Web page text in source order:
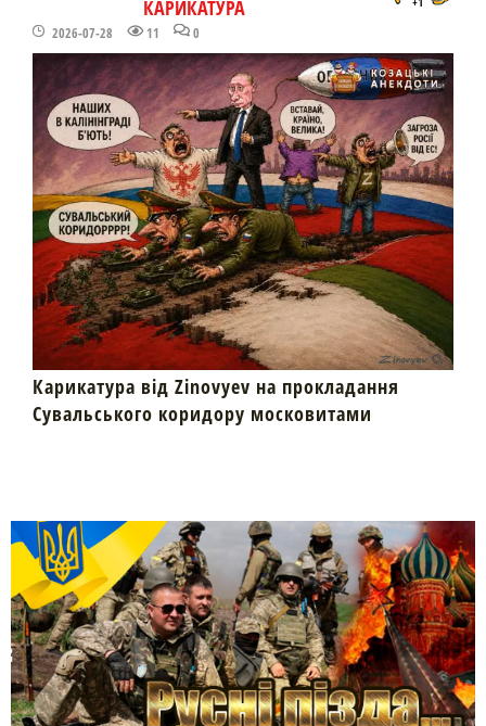
КАРИКАТУРА
2026-07-28 11 0
Карикатура від Zinovyev на прокладання
Сувальського коридору московитами